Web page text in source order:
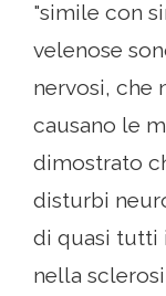
"simile con
velenose
nervosi, che
causano le
dimostrato
disturbi
di quasi tutti
nella